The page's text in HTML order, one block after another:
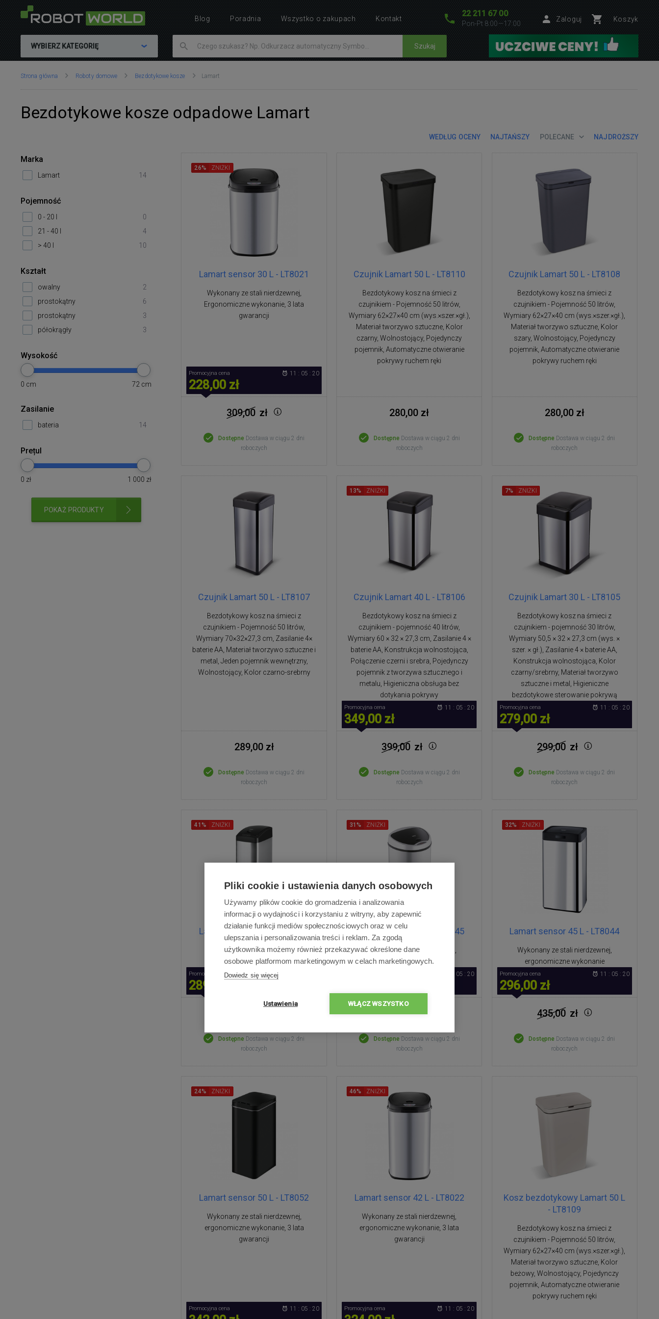
22 211 67 00
Pon-Pt 8:00—17:00
Zaloguj Koszyk
WYBIERZ KATEGORIĘ Szukaj
Znajdujesz
Strona główna Roboty domowe Bezdotykowe kosze Lamart
Bezdotykowe kosze odpadowe Lamart
WEDŁUG OCENY NAJTAŃSZY POLECANE NAJDROŻSZY
Lamart sensor 30 L - LT8021
Wykonany ze stali nierdzewnej,
Ergonomiczne wykonanie, 3 lata
gwarancji
26% ZNIŻKI
Promocyjna cena
228,00 zł
11 : 05 : 19
309,00 zł
Dostępne Dostawa w ciągu 2 dni
roboczych
Czujnik Lamart 50 L - LT8110
Bezdotykowy kosz na śmieci z
czujnikiem - Pojemność 50 litrów,
Wymiary 62×27×40 cm (wys.×szer.×gł.),
Materiał tworzywo sztuczne, Kolor
czarny, Wolnostojący, Pojedynczy
pojemnik, Automatyczne otwieranie
pokrywy ruchem ręki
280,00 zł
Dostępne Dostawa w ciągu 2 dni
roboczych
Czujnik Lamart 50 L - LT8108
Bezdotykowy kosz na śmieci z
czujnikiem - Pojemność 50 litrów,
Wymiary 62×27×40 cm (wys.×szer.×gł.),
Materiał tworzywo sztuczne, Kolor
szary, Wolnostojący, Pojedynczy
pojemnik, Automatyczne otwieranie
pokrywy ruchem ręki
280,00 zł
Dostępne Dostawa w ciągu 2 dni
roboczych
Czujnik Lamart 50 L - LT8107
Bezdotykowy kosz na śmieci z
czujnikiem - Pojemność 50 litrów,
Wymiary 70×32×27,3 cm, Zasilanie 4×
baterie AA, Materiał tworzywo sztuczne i
metal, Jeden pojemnik wewnętrzny,
Wolnostojący, Kolor czarno-srebrny
289,00 zł
Dostępne Dostawa w ciągu 2 dni
roboczych
Czujnik Lamart 40 L - LT8106
Bezdotykowy kosz na śmieci z
czujnikiem - pojemność 40 litrów,
Wymiary 60 × 32 × 27,3 cm, Zasilanie 4 ×
baterie AA, Konstrukcja wolnostojąca,
Połączenie czerni i srebra, Pojedynczy
pojemnik z tworzywa sztucznego i
metalu, Higieniczna obsługa bez
dotykania pokrywy
13% ZNIŻKI
Promocyjna cena
349,00 zł
11 : 05 : 19
399,00 zł
Dostępne Dostawa w ciągu 2 dni
roboczych
Czujnik Lamart 30 L - LT8105
Bezdotykowy kosz na śmieci z
czujnikiem - pojemność 30 litrów,
Wymiary 50,5 × 32 × 27,3 cm (wys. ×
szer. × gł.), Zasilanie 4 × baterie AA,
Konstrukcja wolnostojąca, Kolor
czarny/srebrny, Materiał tworzywo
sztuczne i metal, Higieniczne
bezdotykowe sterowanie pokrywą
7% ZNIŻKI
Promocyjna cena
279,00 zł
11 : 05 : 19
299,00 zł
Dostępne Dostawa w ciągu 2 dni
roboczych
Lamart sensor 45 L - LT8049
Wykonany ze stali nierdzewnej,
ergonomiczne wykonanie
41% ZNIŻKI
Promocyjna cena
289,00 zł
Dostępne Dostawa w ciągu 2 dni
roboczych
Lamart sensor 58 L - LT8045
Wykonany ze stali nierdzewnej,
ergonomiczne wykonanie
31% ZNIŻKI
11 : 05 : 19
505,00zł
Dostępne Dostawa w ciągu 2 dni
roboczych
Lamart sensor 45 L - LT8044
Wykonany ze stali nierdzewnej,
ergonomiczne wykonanie
32% ZNIŻKI
Promocyjna cena
296,00 zł
11 : 05 : 19
435,00 zł
Dostępne Dostawa w ciągu 2 dni
roboczych
Lamart sensor 50 L - LT8052
Wykonany ze stali nierdzewnej,
ergonomiczne wykonanie, 3 lata
gwarancji
24% ZNIŻKI
Promocyjna cena 11 : 05 : 19
Lamart sensor 42 L - LT8022
Wykonany ze stali nierdzewnej,
ergonomiczne wykonanie, 3 lata
gwarancji
46% ZNIŻKI
Promocyjna cena 11 : 05 : 19
Kosz bezdotykowy Lamart 50 L
- LT8109
Bezdotykowy kosz na śmieci z
czujnikiem - Pojemność 50 litrów,
Wymiary 62×27×40 cm (wys.×szer.×gł.),
Materiał tworzywo sztuczne, Kolor
beżowy, Wolnostojący, Pojedynczy
pojemnik, Automatyczne otwieranie
pokrywy ruchem ręki
Marka
Lamart 14
Pojemność
0 - 20 l
0
21 - 40 l
4
> 40 l
10
Kształt
owalny
2
prostokątny
6
prostokątny
3
półokrągły
3
Wysokość
0 cm 72 cm
Zasilanie
bateria 14
Prețul
0 zł 1 000 zł
POKAŻ PRODUKTY
Blog Poradnia Wszystko o zakupach Kontakt
Pliki cookie i ustawienia danych osobowych
Używamy plików cookie do gromadzenia i analizowania
informacji o wydajności i korzystaniu z witryny, aby zapewnić
działanie funkcji mediów społecznościowych oraz w celu
ulepszania i personalizowania treści i reklam. Za zgodą
użytkownika możemy również przekazywać określone dane
osobowe platformom marketingowym w celach marketingowych.
Dowiedz się więcej
Ustawienia WŁĄCZ WSZYSTKO